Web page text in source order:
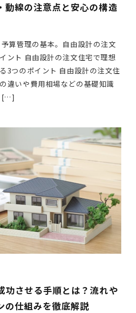
動線の注意点と安心の構造
算管理の基本。自由設計の注文
ント 自由設計の注文住宅で理想
3つのポイント 自由設計の注文住
違いや費用相場などの基礎知識
[…]
功させる手順とは？流れや
の仕組みを徹底解説